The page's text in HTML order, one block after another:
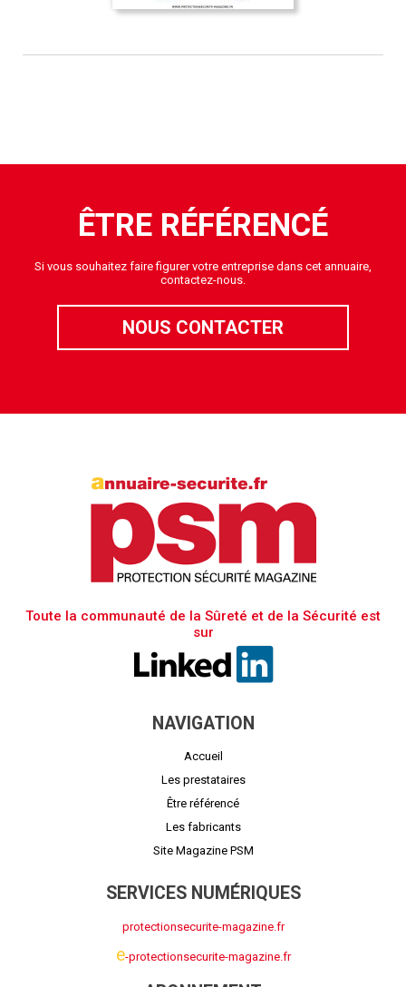
ÊTRE RÉFÉRENCÉ
Si vous souhaitez faire figurer votre entreprise dans cet annuaire,
contactez-nous.
NOUS CONTACTER
Toute la communauté de la Sûreté et de la Sécurité est
sur
NAVIGATION
Accueil
Les prestataires
Être référencé
Les fabricants
Site Magazine PSM
SERVICES NUMÉRIQUES
protectionsecurite-magazine.fr
e-protectionsecurite-magazine.fr